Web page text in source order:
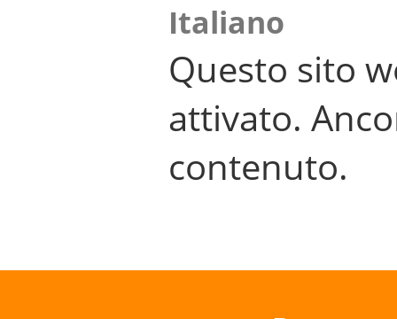
Italiano
Questo sito
attivato.
contenuto.